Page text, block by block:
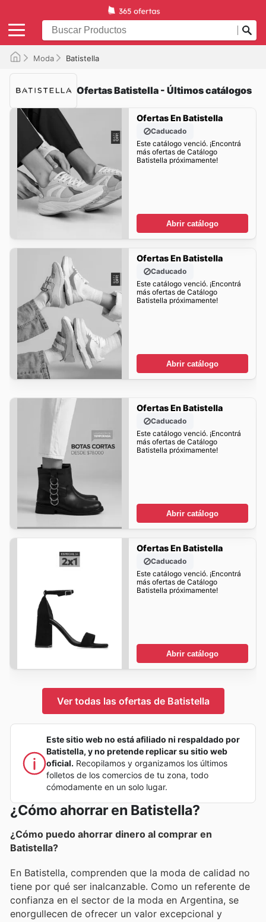
Moda Batistella
Ofertas Batistella - Últimos catálogos
Ofertas En Batistella
Caducado
Este catálogo venció. ¡Encontrá
más ofertas de Catálogo
Batistella próximamente!
Abrir catálogo
Ofertas En Batistella
Caducado
Este catálogo venció. ¡Encontrá
más ofertas de Catálogo
Batistella próximamente!
Abrir catálogo
Ofertas En Batistella
Caducado
Este catálogo venció. ¡Encontrá
más ofertas de Catálogo
Batistella próximamente!
Abrir catálogo
Ofertas En Batistella
Caducado
Este catálogo venció. ¡Encontrá
más ofertas de Catálogo
Batistella próximamente!
Abrir catálogo
Ver todas las ofertas de Batistella
Este sitio web no está afiliado ni respaldado por
Batistella, y no pretende replicar su sitio web
oficial. Recopilamos y organizamos los últimos
folletos de los comercios de tu zona, todo
cómodamente en un solo lugar.
¿Cómo ahorrar en Batistella?
¿Cómo puedo ahorrar dinero al comprar en
Batistella?
En Batistella, comprenden que la moda de calidad no
tiene por qué ser inalcanzable. Como un referente de
confianza en el sector de la moda en Argentina, se
enorgullecen de ofrecer un valor excepcional y